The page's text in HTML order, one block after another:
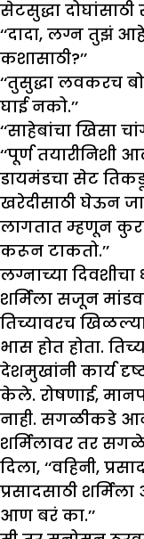
सेटसुद्धा
‘‘दादा, लग्न तुझं
कशासाठी?’’
‘‘तुसुद्धा लवकरच
घाई नको.’’
‘‘साहेबांचा खिसा
‘‘पूर्ण
डायमंडचा सेट
खरेदीसाठी घेऊन
लागतात म्हणून
करून टाकतो.’’
लग्नाच्या
शर्मिला सजून
तिच्यावरच
भास होत होता.
देशमुखांनी कार्य
केले. रोषणाई,
नाही. सगळीकडे
शर्मिलावर तर
दिला, ‘‘वहिनी,
प्रसादसाठी
आण बरं का.’’